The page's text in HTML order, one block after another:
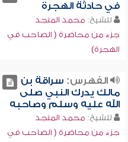
في حادثة الهجرة
للشيخ: محمد المنجد
جزء من محاضرة ( الصاحب في
الهجرة)
الفهرس: سراقة بن
مالك يدرك النبي صلى
الله عليه وسلم وصاحبه
للشيخ: محمد المنجد
جزء من محاضرة ( الصاحب في